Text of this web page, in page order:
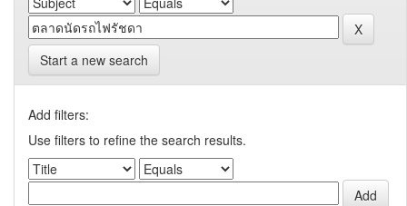
Start a new search
Add filters:
Use filters to refine the search results.